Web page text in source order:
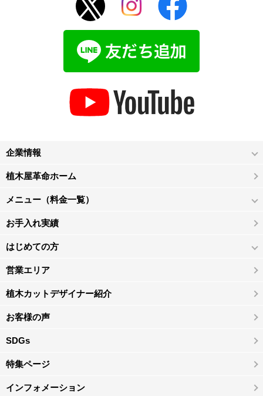
企業情報
植木屋革命ホーム
メニュー（料金一覧）
お手入れ実績
はじめての方
営業エリア
植木カットデザイナー紹介
お客様の声
SDGs
特集ページ
インフォメーション